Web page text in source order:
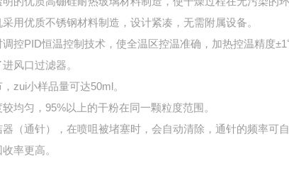
用优质不锈钢材料制造，设计紧凑，无需附属设备。
调控PID恒温控制技术，使全温区控温准确，加热控温精度±1
风口过滤器。
zui小样品量可达50ml。
均匀， 95%以上的干粉在同一颗粒度范围。
（通针），在喷咀被堵塞时，会自动清除，通针的频率可自
率更高。